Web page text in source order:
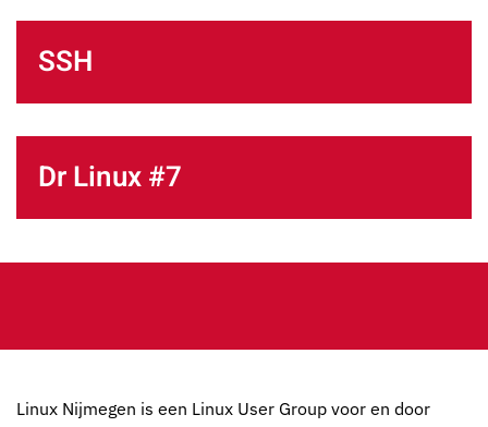
SSH
Dr Linux #7
Linux Nijmegen is een Linux User Group voor en door